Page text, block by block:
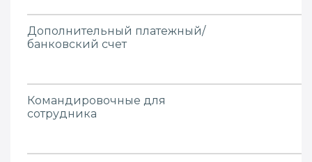
Дополнительный платежный/
банковский счет
Командировочные для
сотрудника